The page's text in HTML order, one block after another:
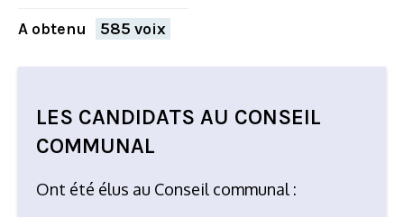
A obtenu 585 voix
FERMER
LES CANDIDATS AU CONSEIL
COMMUNAL
Ont été élus au Conseil communal :